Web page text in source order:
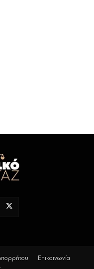
Επικοινωνία